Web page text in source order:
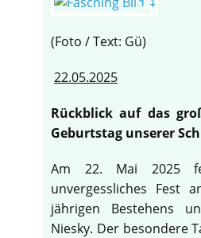
(Foto / Text: Gü)
22.05.2025
Rückblick auf das
Geburtstag unserer
Am 22. Mai 2025
unvergessliches Fest
jährigen Bestehens
Niesky. Der besondere